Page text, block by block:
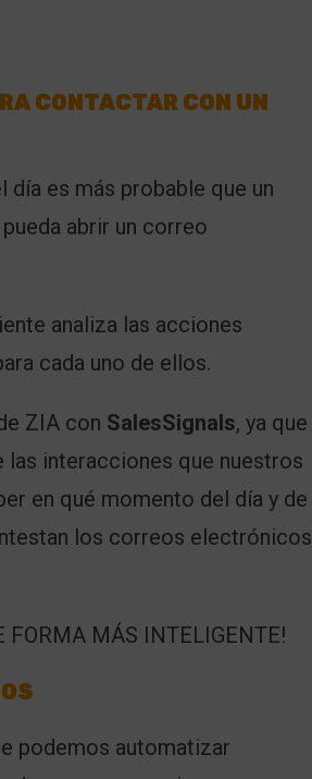
CONTACTAR CON UN
es más probable que un
abrir un correo
analiza las acciones
cada uno de ellos.
ZIA con SalesSignals, ya que
interacciones que nuestros
en qué momento del día y de
los correos electrónicos
podemos automatizar